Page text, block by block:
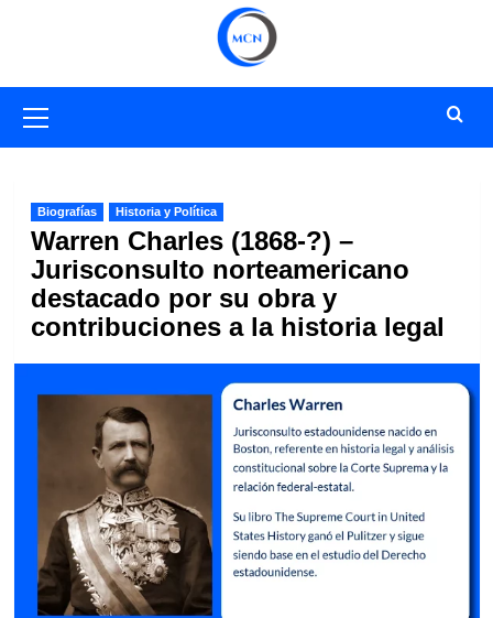
primario
Biografías Historia y Política
Warren Charles (1868-?) –
Jurisconsulto norteamericano
destacado por su obra y
contribuciones a la historia legal